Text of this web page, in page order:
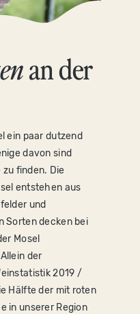
an der
ein paar dutzend
davon sind
finden. Die
entstehen aus
und
Sorten decken bei
Mosel
der
2019 /
Hälfte der mit roten
in unserer Region